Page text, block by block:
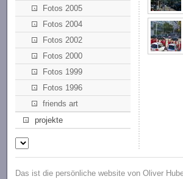
Fotos 2005
Fotos 2004
Fotos 2002
Fotos 2000
Fotos 1999
Fotos 1996
friends art
projekte
Das ist die persönliche website von Oliver